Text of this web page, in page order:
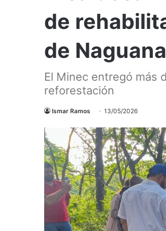
de
de
El Minec entregó más
reforestación
Ismar Ramos 13/05/2026